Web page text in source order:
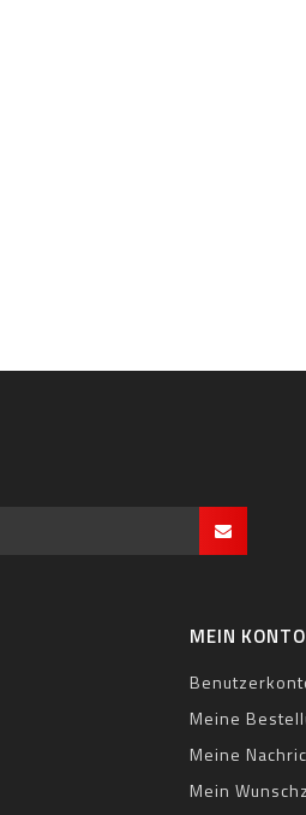
MEIN KONTO
Meine
Meine
Mein